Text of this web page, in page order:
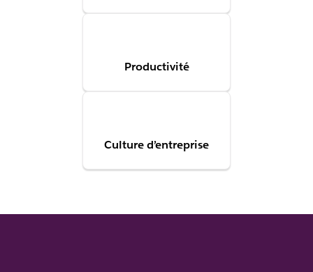
Productivité
Culture d’entreprise